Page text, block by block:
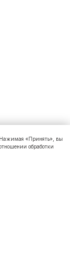
Нажимая «Принять», вы
обработки